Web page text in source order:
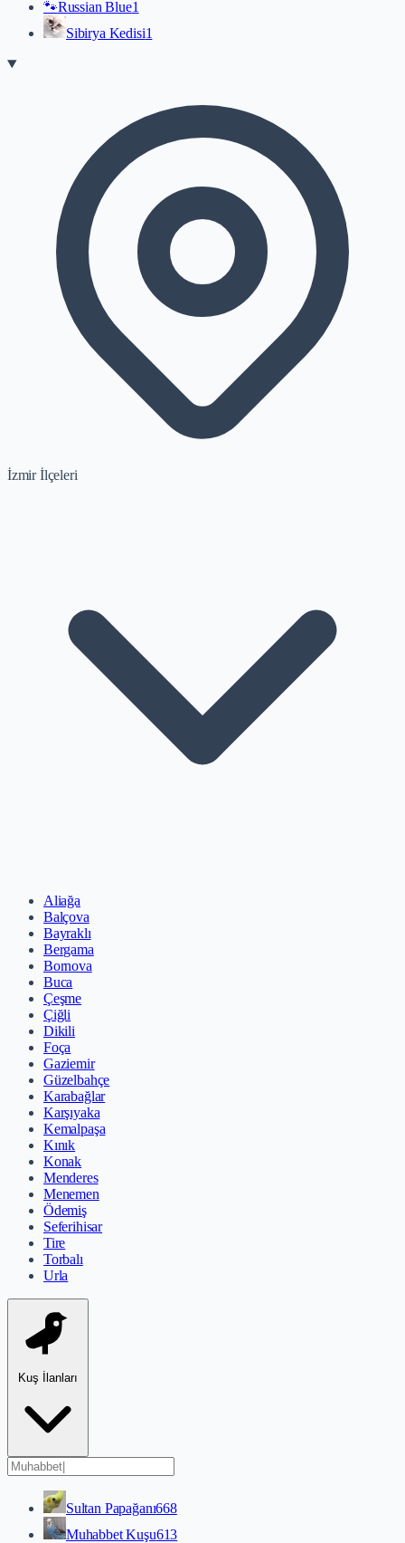
🐾Russian Blue1
Sibirya Kedisi1
İzmir İlçeleri
Aliağa
Balçova
Bayraklı
Bergama
Bornova
Buca
Çeşme
Çiğli
Dikili
Foça
Gaziemir
Güzelbahçe
Karabağlar
Karşıyaka
Kemalpaşa
Kınık
Konak
Menderes
Menemen
Ödemiş
Seferihisar
Tire
Torbalı
Urla
Kuş İlanları
Sultan Papağanı668
Muhabbet Kuşu613